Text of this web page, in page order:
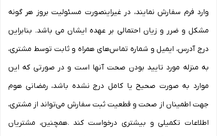
وارد فرم سفارش نمایند، در غیراینصورت مسئولیت بروز هر گونه
مشکل و ضرر و زیان احتمالی بر عهده ایشان می باشد. بنابراین
درج آدرس، ایمیل و شماره تماس‌های همراه و ثابت توسط مشتری،
به منزله مورد تایید بودن صحت آنها است و در صورتی که این
موارد به صورت صحیح یا کامل درج نشده باشد، رمضانی هوم
جهت اطمینان از صحت و قطعیت ثبت سفارش می‌تواند از مشتری،
اطلاعات تکمیلی و بیشتری درخواست کند .همچنین، مشتریان